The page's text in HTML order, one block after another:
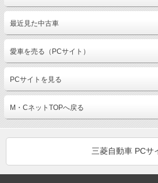
最近見た中古車
愛車を売る（PCサイト）
PCサイトを見る
M・CネットTOPへ戻る
三菱自動車 PCサ